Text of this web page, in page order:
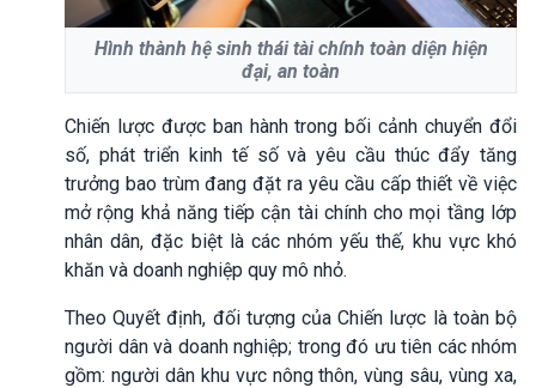
Hình thành hệ sinh thái tài chính toàn diện hiện
đại, an toàn
Chiến lược được ban hành trong bối cảnh chuyển đổi
số, phát triển kinh tế số và yêu cầu thúc đẩy tăng
trưởng bao trùm đang đặt ra yêu cầu cấp thiết về việc
mở rộng khả năng tiếp cận tài chính cho mọi tầng lớp
nhân dân, đặc biệt là các nhóm yếu thế, khu vực khó
khăn và doanh nghiệp quy mô nhỏ.
Theo Quyết định, đối tượng của Chiến lược là toàn bộ
người dân và doanh nghiệp; trong đó ưu tiên các nhóm
gồm: người dân khu vực nông thôn, vùng sâu, vùng xa,